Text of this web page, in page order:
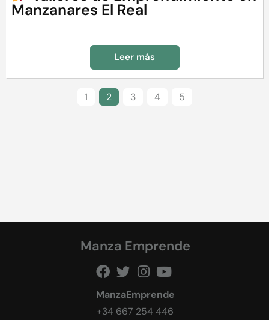
Manzanares El Real
Leer más
1 2 3 4 5
Manza Emprende
ManzaEmprende
+34 667 254 446